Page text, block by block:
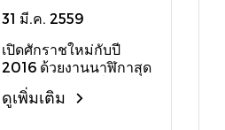
สร้างสรรค์ผลงาน ซึ่ง
Slim d’Hermès
Pocket Panthère
นาฬิกาพกรุ่นล่าสุดที่เพิ่ง
ได้รับการเปิดตัวก็สะท้อน
แนวคิดนี้ออกมาได้อย่าง
31 มี.ค. 2559
เปิดศักราชใหม่กับปี
2016 ด้วยงานนาฬิกาสุด
ยิ่งใหญ่อลังการที่รวบรวม
นาฬิกาหลากหลาย
ดูเพิ่มเติม